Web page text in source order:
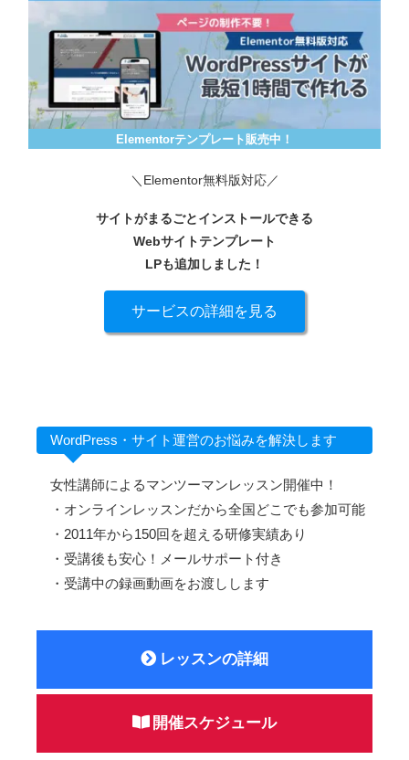
Elementorテンプレート販売中！
＼Elementor無料版対応／
サイトがまるごとインストールできる
Webサイトテンプレート
LPも追加しました！
サービスの詳細を見る
WordPress・サイト運営のお悩みを解決します
女性講師によるマンツーマンレッスン開催中！
・オンラインレッスンだから全国どこでも参加可能
・2011年から150回を超える研修実績あり
・受講後も安心！メールサポート付き
・受講中の録画動画をお渡しします
レッスンの詳細
開催スケジュール